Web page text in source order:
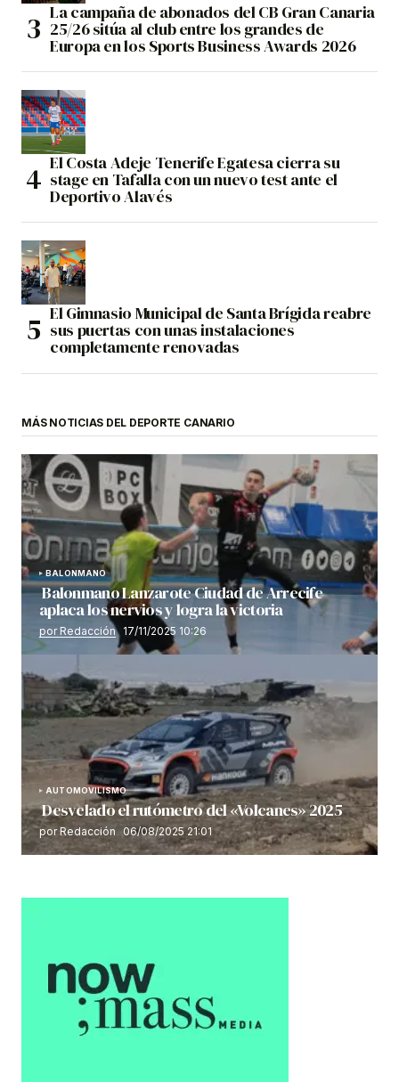
La campaña de abonados del CB Gran Canaria
25/26 sitúa al club entre los grandes de
Europa en los Sports Business Awards 2026
El Costa Adeje Tenerife Egatesa cierra su
stage en Tafalla con un nuevo test ante el
Deportivo Alavés
El Gimnasio Municipal de Santa Brígida reabre
sus puertas con unas instalaciones
completamente renovadas
MÁS NOTICIAS DEL DEPORTE CANARIO
BALONMANO
Balonmano Lanzarote Ciudad de Arrecife
aplaca los nervios y logra la victoria
por Redacción 17/11/2025 10:26
AUTOMOVILISMO
Desvelado el rutómetro del «Volcanes» 2025
por Redacción 06/08/2025 21:01